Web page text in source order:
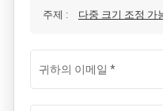
주제 : 다중 크기 조정 가